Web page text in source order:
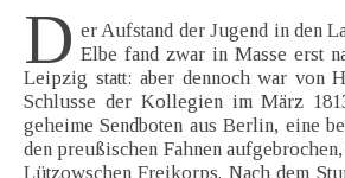
D er Aufstand der Jugend in den
Elbe fand zwar in Masse erst
Leipzig statt: aber dennoch war von
Schlusse der Kollegien im März
geheime Sendboten aus Berlin, eine
den preußischen Fahnen
Lützowschen Freikorps. Nach dem